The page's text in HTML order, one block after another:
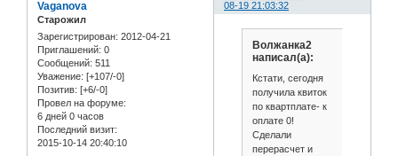
08-19 21:03:32
Vaganova
Старожил
Зарегистрирован: 2012-04-21
Приглашений: 0
Сообщений: 511
Уважение: [+107/-0]
Позитив: [+6/-0]
Провел на форуме:
6 дней 0 часов
Последний визит:
2015-10-14 20:40:10
Волжанка2
написал(а):
Кстати, сегодня
получила квиток
по квартплате- к
оплате 0!
Сделали
перерасчет и